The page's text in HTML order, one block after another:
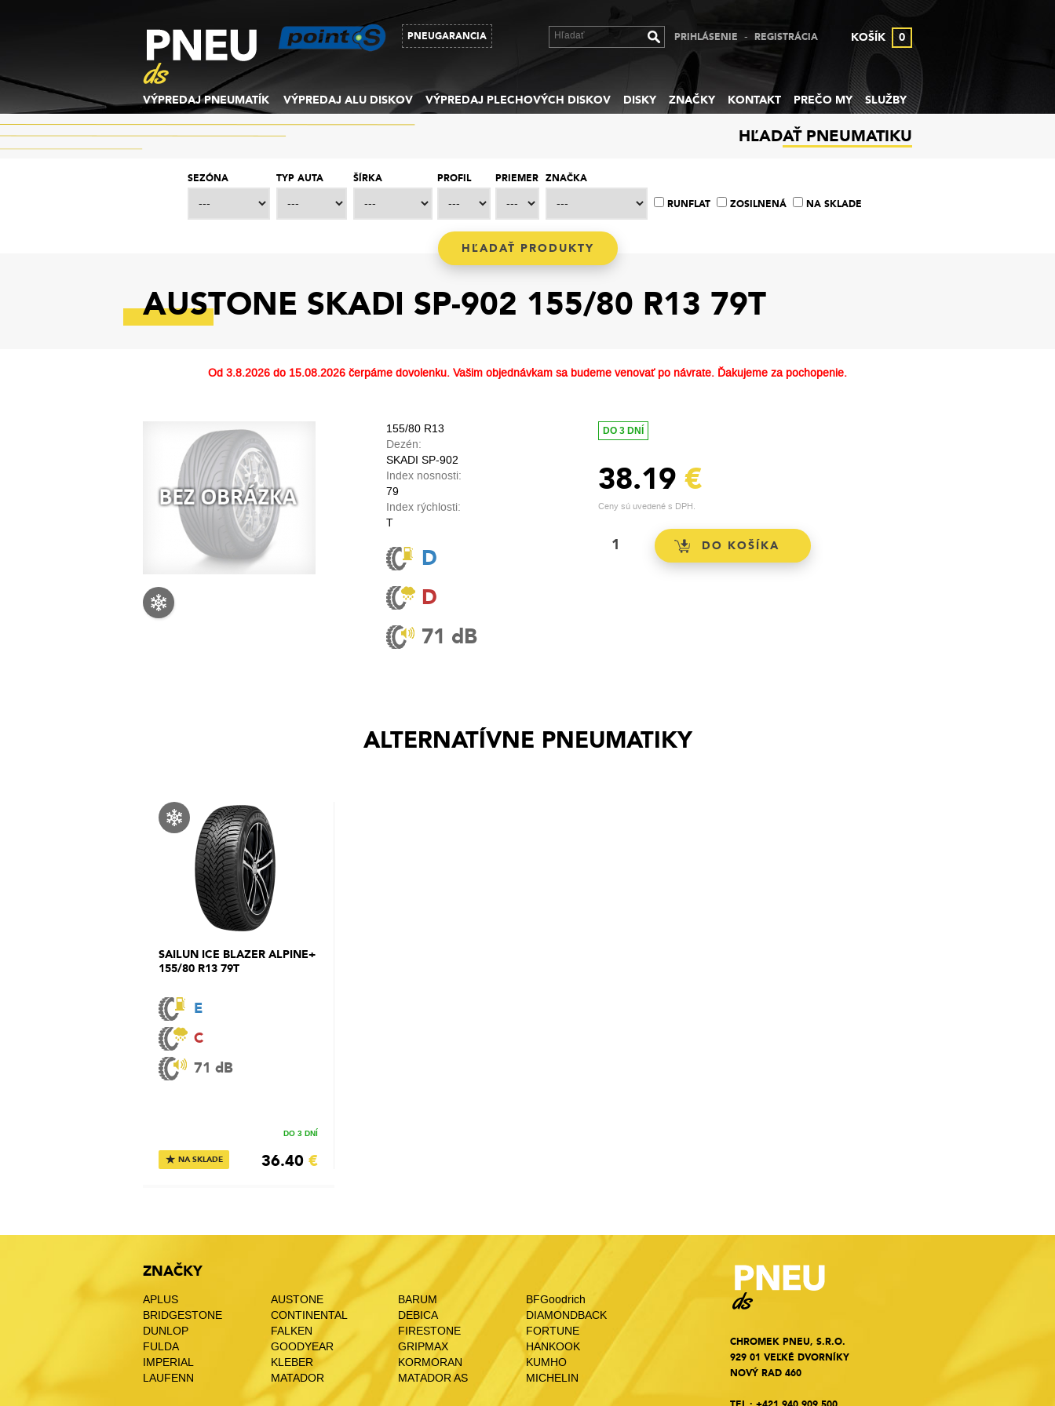
PNEUGARANCIA PRIHLÁSENIE - REGISTRÁCIA KOŠÍK 0
VÝPREDAJ PNEUMATÍK VÝPREDAJ ALU DISKOV VÝPREDAJ PLECHOVÝCH DISKOV DISKY ZNAČKY KONTAKT PREČO MY SLUŽBY
HĽADAŤ PNEUMATIKU
SEZÓNA TYP AUTA ŠÍRKA PROFIL PRIEMER ZNAČKA
RUNFLAT ZOSILNENÁ NA SKLADE
AUSTONE SKADI SP-902 155/80 R13 79T
Od 3.8.2026 do 15.08.2026 čerpáme dovolenku. Vašim objednávkam sa budeme venovať po návrate. Ďakujeme za pochopenie.
155/80 R13
Dezén:
SKADI SP-902
Index nosnosti:
79
Index rýchlosti:
T
D
D
71 dB
DO 3 DNÍ
38.19 €
Ceny sú uvedené s DPH.
ALTERNATÍVNE PNEUMATIKY
SAILUN ICE BLAZER ALPINE+
155/80 R13 79T
E
C
71 dB
★ NA SKLADE
DO 3 DNÍ
36.40 €
ZNAČKY
APLUS AUSTONE BARUM
BFGoodrich
BRIDGESTONE
CONTINENTAL DEBICA
DIAMONDBACK
DUNLOP
FALKEN FIRESTONE
FORTUNE
FULDA
GOODYEAR GRIPMAX
HANKOOK
IMPERIAL
KLEBER KORMORAN
KUMHO
LAUFENN
MATADOR MATADOR AS MICHELIN
CHROMEK PNEU, S.R.O.
929 01 VEĽKÉ DVORNÍKY
NOVÝ RAD 460